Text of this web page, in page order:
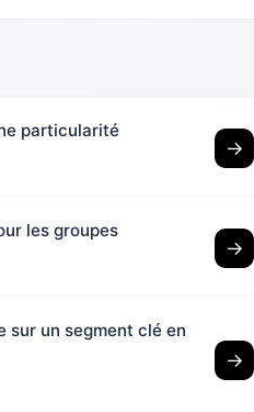
particularité
→
les groupes
→
sur un segment clé en
→